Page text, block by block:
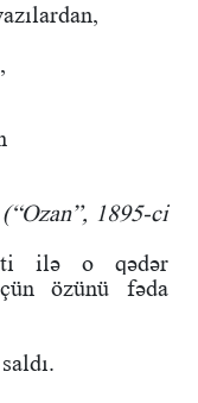
(“Ozan”, 1895-ci
ilə o qədər
özünü fəda